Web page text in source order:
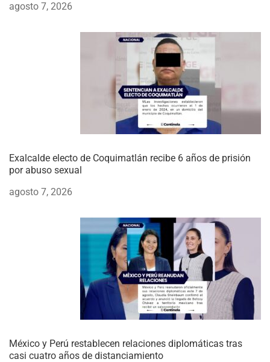
agosto 7, 2026
Exalcalde electo de Coquimatlán recibe 6 años de prisión
por abuso sexual
agosto 7, 2026
México y Perú restablecen relaciones diplomáticas tras
casi cuatro años de distanciamiento